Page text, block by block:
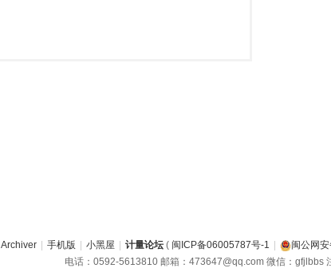
Archiver 手机版 小黑屋 计量论坛 ( 闽ICP备06005787号-1 闽公网
电话：0592-5613810 邮箱：473647@qq.com 微信：gfjlbbs